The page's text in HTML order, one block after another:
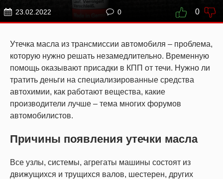
23.02.2022 0 0
Утечка масла из трансмиссии автомобиля – проблема,
которую нужно решать незамедлительно. Временную
помощь оказывают присадки в КПП от течи. Нужно ли
тратить деньги на специализированные средства
автохимии, как работают вещества, какие
производители лучше – тема многих форумов
автомобилистов.
Причины появления утечки масла
Все узлы, системы, агрегаты машины состоят из
движущихся и трущихся валов, шестерен, других